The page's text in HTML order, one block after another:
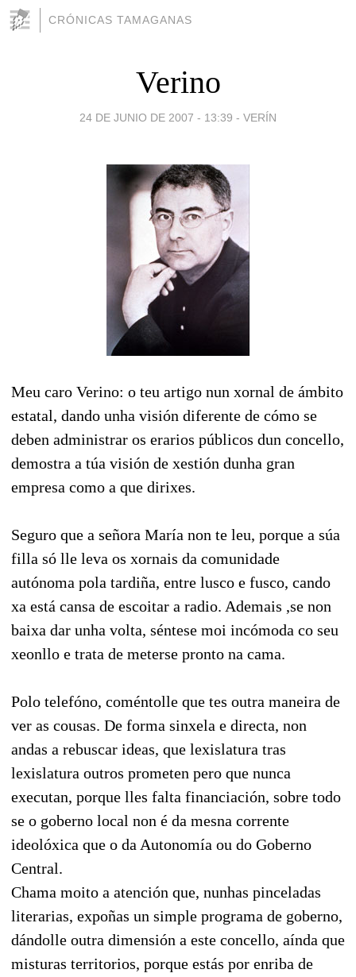
CRÓNICAS TAMAGANAS
Verino
24 DE JUNIO DE 2007 - 13:39 - VERÍN
Meu caro Verino: o teu artigo nun xornal de ámbito
estatal, dando unha visión diferente de cómo se
deben administrar os erarios públicos dun concello,
demostra a túa visión de xestión dunha gran
empresa como a que dirixes.
Seguro que a señora María non te leu, porque a súa
filla só lle leva os xornais da comunidade
autónoma pola tardiña, entre lusco e fusco, cando
xa está cansa de escoitar a radio. Ademais ,se non
baixa dar unha volta, séntese moi incómoda co seu
xeonllo e trata de meterse pronto na cama.
Polo telefóno, coméntolle que tes outra maneira de
ver as cousas. De forma sinxela e directa, non
andas a rebuscar ideas, que lexislatura tras
lexislatura outros prometen pero que nunca
executan, porque lles falta financiación, sobre todo
se o goberno local non é da mesna corrente
ideolóxica que o da Autonomía ou do Goberno
Central.
Chama moito a atención que, nunhas pinceladas
literarias, expoñas un simple programa de goberno,
dándolle outra dimensión a este concello, aínda que
misturas territorios, porque estás por enriba de